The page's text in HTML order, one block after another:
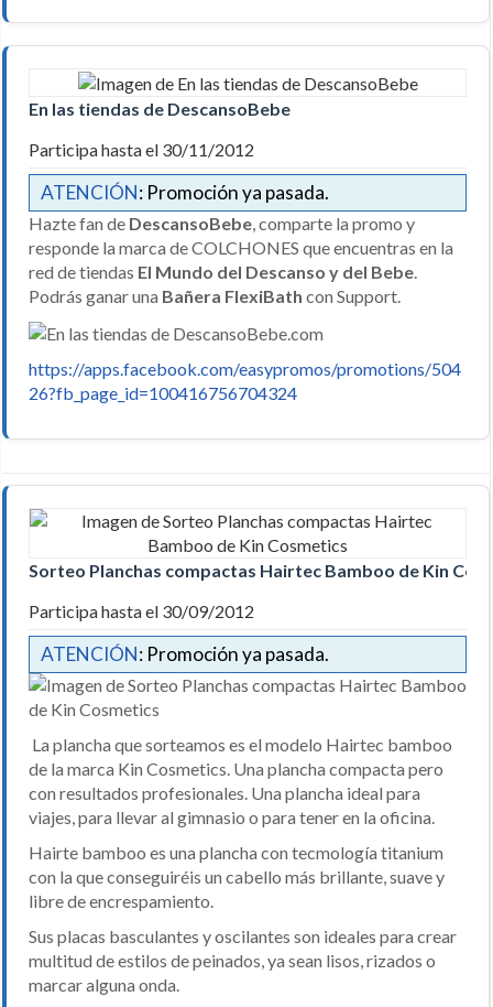
En las tiendas de DescansoBebe
Participa hasta el 30/11/2012
ATENCIÓN: Promoción ya pasada.
Hazte fan de DescansoBebe, comparte la promo y
responde la marca de COLCHONES que encuentras en la
red de tiendas El Mundo del Descanso y del Bebe.
Podrás ganar una Bañera FlexiBath con Support.
https://apps.facebook.com/easypromos/promotions/504
26?fb_page_id=100416756704324
Sorteo Planchas compactas Hairtec Bamboo de Kin
Participa hasta el 30/09/2012
ATENCIÓN: Promoción ya pasada.
La plancha que sorteamos es el modelo Hairtec bamboo
de la marca Kin Cosmetics. Una plancha compacta pero
con resultados profesionales. Una plancha ideal para
viajes, para llevar al gimnasio o para tener en la oficina.
Hairte bamboo es una plancha con tecmología titanium
con la que conseguiréis un cabello más brillante, suave y
libre de encrespamiento.
Sus placas basculantes y oscilantes son ideales para crear
multitud de estilos de peinados, ya sean lisos, rizados o
marcar alguna onda.